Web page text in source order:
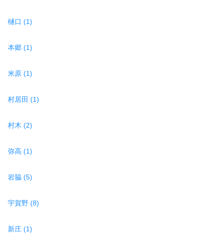
樋口 (1)
本郷 (1)
米原 (1)
村居田 (1)
村木 (2)
弥高 (1)
岩脇 (5)
宇賀野 (8)
新庄 (1)